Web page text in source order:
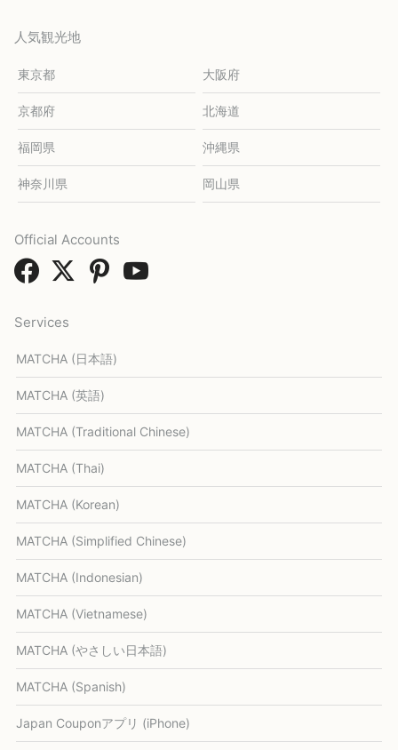
人気観光地
東京都 大阪府
京都府 北海道
福岡県 沖縄県
神奈川県 岡山県
Services
MATCHA (日本語)
MATCHA (英語)
MATCHA (Traditional Chinese)
MATCHA (Thai)
MATCHA (Korean)
MATCHA (Simplified Chinese)
MATCHA (Indonesian)
MATCHA (Vietnamese)
MATCHA (やさしい日本語)
MATCHA (Spanish)
Japan Couponアプリ (iPhone)
Official Accounts